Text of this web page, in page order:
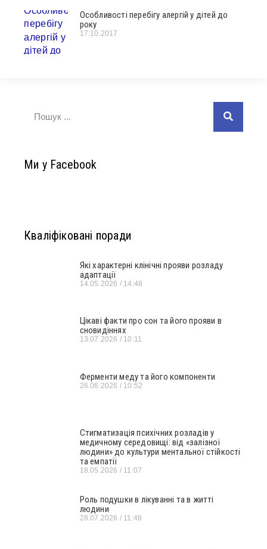
Особливості перебігу алергій у дітей до
року
17.10.2017
Ми у Facebook
Кваліфіковані поради
Які характерні клінічні прояви розладу
адаптації
14.05.2026 14:48
Цікаві факти про сон та його прояви в
сновидіннях
13.07.2026 10:11
Ферменти меду та його компоненти
26.06.2026 10:52
Стигматизація психічних розладів у
медичному середовищі: від «залізної
людини» до культури ментальної стійкості
та емпатії
18.05.2026 11:07
Роль подушки в лікуванні та в житті
людини
28.07.2026 11:48